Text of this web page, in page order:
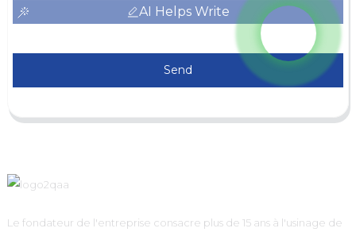
AI Helps Write
Send
Le fondateur de l'entreprise consacre plus de 15 ans à l'usinage de